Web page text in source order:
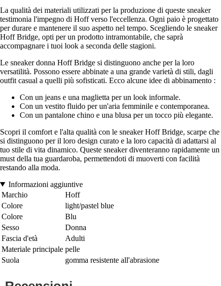
La qualità dei materiali utilizzati per la produzione di queste sneaker
testimonia l'impegno di Hoff verso l'eccellenza. Ogni paio è progettato
per durare e mantenere il suo aspetto nel tempo. Scegliendo le sneaker
Hoff Bridge, opti per un prodotto intramontabile, che saprà
accompagnare i tuoi look a seconda delle stagioni.
Le sneaker donna Hoff Bridge si distinguono anche per la loro
versatilità. Possono essere abbinate a una grande varietà di stili, dagli
outfit casual a quelli più sofisticati. Ecco alcune idee di abbinamento :
Con un jeans e una maglietta per un look informale.
Con un vestito fluido per un'aria femminile e contemporanea.
Con un pantalone chino e una blusa per un tocco più elegante.
Scopri il comfort e l'alta qualità con le sneaker Hoff Bridge, scarpe che
si distinguono per il loro design curato e la loro capacità di adattarsi al
tuo stile di vita dinamico. Queste sneaker diventeranno rapidamente un
must della tua guardaroba, permettendoti di muoverti con facilità
restando alla moda.
Informazioni aggiuntive
Marchio
Hoff
Colore
light/pastel blue
Colore
Blu
Sesso
Donna
Fascia d'età
Adulti
Materiale principale pelle
Suola
gomma resistente all'abrasione